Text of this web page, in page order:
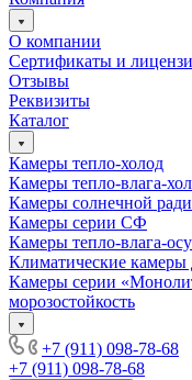
О компании
Сертификаты и
Отзывы
Реквизиты
Каталог
Камеры тепло-холод
Камеры тепло-влага-
Камеры солнечной
Камеры серии СФ
Камеры тепло-влага-
Климатические камеры
Камеры серии
морозостойкость
+7 (911) 098-78-68
+7 (911) 098-78-68